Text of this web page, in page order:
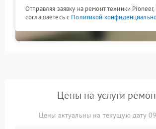
Отправляя заявку на ремонт техники
соглашаетесь с Политикой
Цены на услуги
Цены актуальны на текущую дату